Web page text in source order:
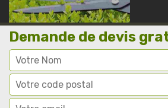
Demande de devis